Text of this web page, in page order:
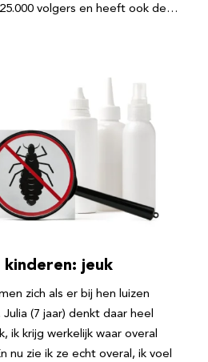
volgers en heeft ook de…
jeuk
zich als er bij hen luizen
(7 jaar) denkt daar heel
ik krijg werkelijk waar overal
nu zie ik ze echt overal, ik voel